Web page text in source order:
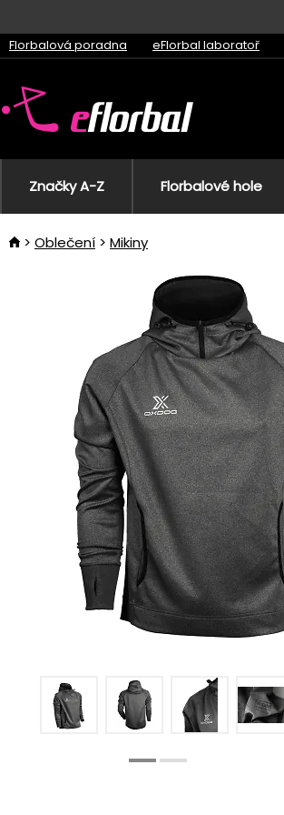
Florbalová poradna eFlorbal laboratoř
Značky A-Z Florbalové hole
Oblečení Mikiny